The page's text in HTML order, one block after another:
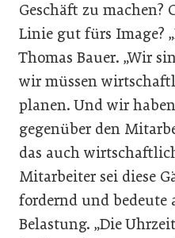
Geschäft zu machen?
Linie gut fürs Image?
Thomas Bauer. „Wir
wir müssen
planen. Und wir
gegenüber den
das auch
Mitarbeiter sei diese
fordernd und bedeute
Belastung. „Die